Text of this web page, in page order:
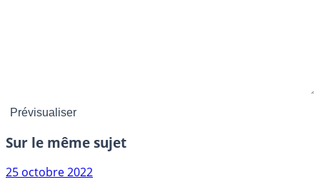
Sur le même sujet